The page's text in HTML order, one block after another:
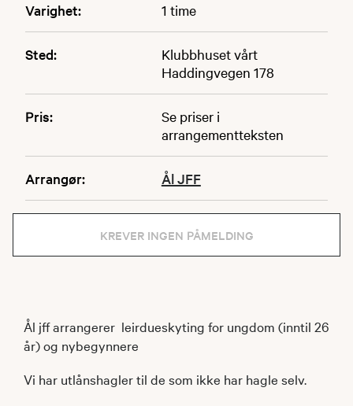
Varighet: 1 time
Sted:
Klubbhuset vårt
Haddingvegen 178
Pris:
Se priser i
arrangementteksten
Arrangør: Ål JFF
KREVER INGEN PÅMELDING
Ål jff arrangerer leirdueskyting for ungdom (inntil 26
år) og nybegynnere
Vi har utlånshagler til de som ikke har hagle selv.